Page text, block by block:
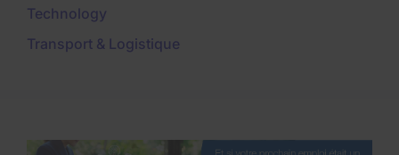
Technology
Transport & Logistique